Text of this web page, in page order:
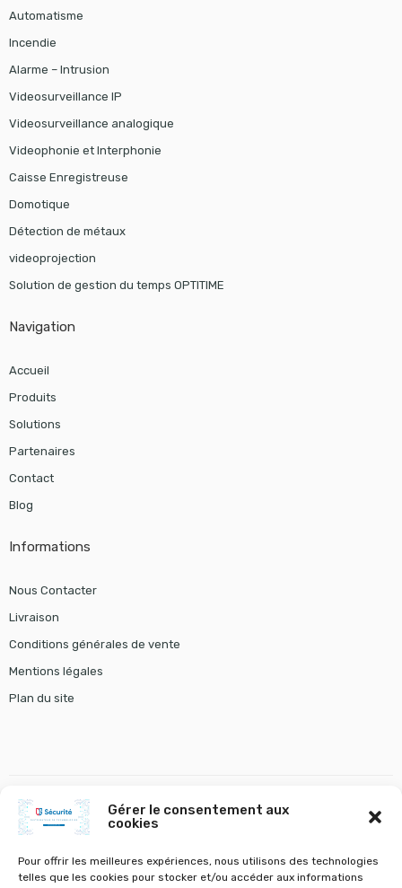
Gérer le consentement aux
cookies
Pour offrir les meilleures expériences, nous utilisons des technologies
telles que les cookies pour stocker et/ou accéder aux informations
Automatisme
Incendie
Alarme – Intrusion
Videosurveillance IP
Videosurveillance analogique
Videophonie et Interphonie
Caisse Enregistreuse
Domotique
Détection de métaux
videoprojection
Solution de gestion du temps OPTITIME
Navigation
Accueil
Produits
Solutions
Partenaires
Contact
Blog
Informations
Nous Contacter
Livraison
Conditions générales de vente
Mentions légales
Plan du site
gestion chauffage tourniquet gunnebo
VOLETS A BATTANTS ET STORES VOLETS ROULANTS